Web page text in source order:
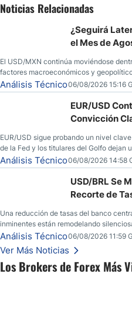
Los Brokers de Forex Más
Noticias Relacionadas
¿Seguirá
el Mes de
El USD/MXN continúa moviéndose
factores macroeconómicos y
dominado al mercado en las últimas
Análisis Técnico06/08/2026 15:16
EUR/USD
Convicción
EUR/USD sigue probando un nivel
de la Fed y los titulares del Golfo dejan
convicción real.
Análisis Técnico06/08/2026 14:58
USD/BRL Se
Recorte de
Una reducción de tasas del banco
inminentes están remodelando
Una reducción de tasas por parte del
inminentes están remodelando
Esto es lo que los traders están
Análisis Técnico06/08/2026 11:59
Ver Más Noticias